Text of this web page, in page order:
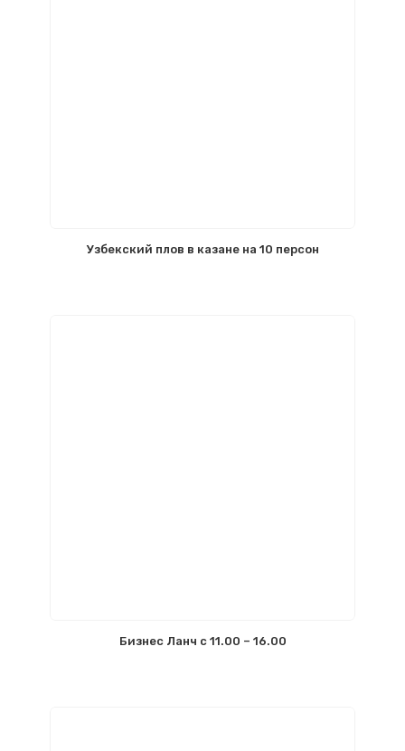
Узбекский плов в казане на 10 персон
Бизнес Ланч с 11.00 – 16.00